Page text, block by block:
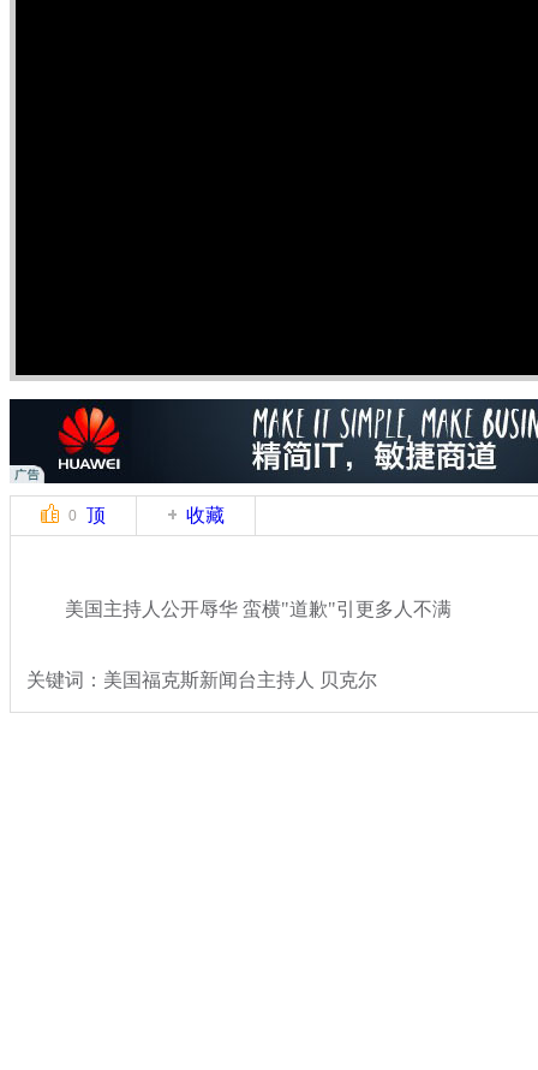
0 顶 收藏
美国主持人公开辱华 蛮横"道歉"引更多人不满
关键词：美国福克斯新闻台主持人 贝克尔